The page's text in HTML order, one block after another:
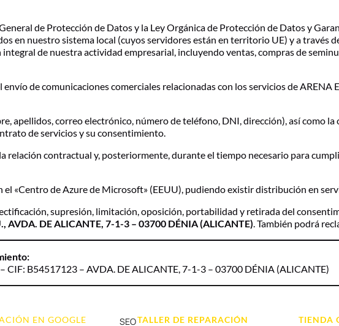
de Protección de Datos y la Ley Orgánica de Protección de Datos y
en nuestro sistema local (cuyos servidores están en territorio UE) y a través
de nuestra actividad empresarial, incluyendo ventas, compras de
de comunicaciones comerciales relacionadas con los servicios de ARENA
apellidos, correo electrónico, número de teléfono, DNI, dirección), así como la
de servicios y su consentimiento.
relación contractual y, posteriormente, durante el tiempo necesario para
el «Centro de Azure de Microsoft» (EEUU), pudiendo existir distribución en
supresión, limitación, oposición, portabilidad y retirada del
AVDA. DE ALICANTE, 7-1-3 – 03700 DÉNIA (ALICANTE). También podrá
CIF: B54517123 – AVDA. DE ALICANTE, 7-1-3 – 03700 DÉNIA (ALICANTE)
EN GOOGLE
SEOTALLER DE REPARACIÓN TIENDA